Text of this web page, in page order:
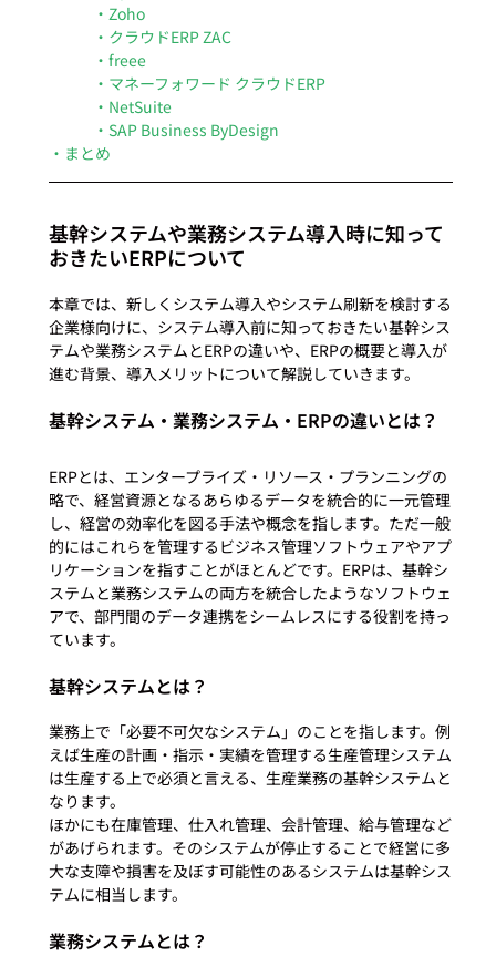
・Zoho
・クラウドERP ZAC
・freee
・マネーフォワード クラウドERP
・NetSuite
・SAP Business ByDesign
・まとめ
基幹システムや業務システム導入時に知って
おきたいERPについて
本章では、新しくシステム導入やシステム刷新を検討する
企業様向けに、システム導入前に知っておきたい基幹シス
テムや業務システムとERPの違いや、ERPの概要と導入が
基幹システム・業務システム・ERPの違いとは？
ERPとは、エンタープライズ・リソース・プランニングの
略で、経営資源となるあらゆるデータを統合的に一元管理
し、経営の効率化を図る手法や概念を指します。ただ一般
的にはこれらを管理するビジネス管理ソフトウェアやアプ
リケーションを指すことがほとんどです。ERPは、基幹シ
ステムと業務システムの両方を統合したようなソフトウェ
アで、部門間のデータ連携をシームレスにする役割を持っ
基幹システムとは？
業務上で「必要不可欠なシステム」のことを指します。例
えば生産の計画・指示・実績を管理する生産管理システム
は生産する上で必須と言える、生産業務の基幹システムと
なります。
ほかにも在庫管理、仕入れ管理、会計管理、給与管理など
があげられます。そのシステムが停止することで経営に多
大な支障や損害を及ぼす可能性のあるシステムは基幹シス
テムに相当します。
業務システムとは？